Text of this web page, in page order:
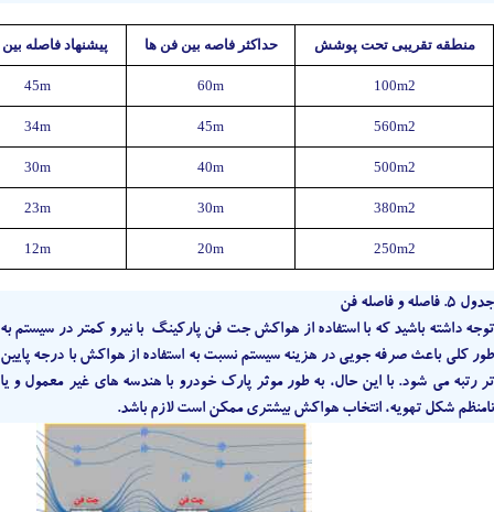
منطقه تقریبی تحت پوشش حداکثر فاصه بین فن ها پیشنهاد فاصله
100m2
60m
45m
560m2
45m
34m
500m2
40m
30m
380m2
30m
23m
250m2
20m
12m
جدول 5. فاصله و فاصله فن
توجه داشته باشید که با استفاده از هواکش جت فن پارکینگ با نیرو کمتر در سیستم به
طور کلی باعث صرفه جویی در هزینه سیستم نسبت به استفاده از هواکش با درجه پایین
تر رتبه می شود. با این حال، به طور موثر پارک خودرو با هندسه های غیر معمول و یا
نامنظم شکل تهویه، انتخاب هواکش بیشتری ممکن است لازم باشد.